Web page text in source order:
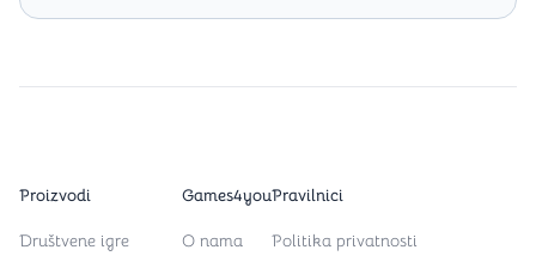
Proizvodi
Društvene igre
Games4you
O nama
Pravilnici
Politika privatnosti